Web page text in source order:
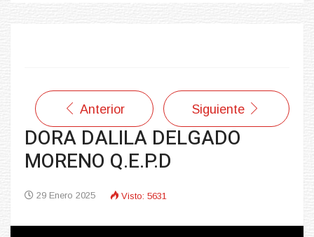
Anterior Siguiente
DORA DALILA DELGADO
MORENO Q.E.P.D
29 Enero 2025 Visto: 5631